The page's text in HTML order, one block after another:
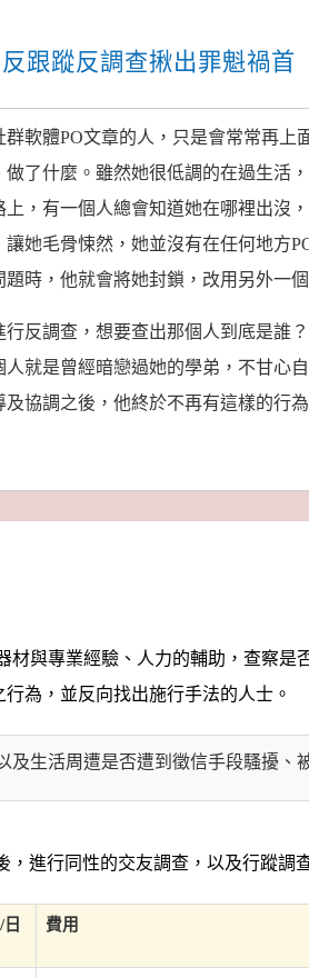
跟蹤反調查揪出罪魁禍首
軟體PO文章的人，只是會常常再
了什麼。雖然她很低調的在過生活
，有一個人總會知道她在哪裡出沒
她毛骨悚然，她並沒有在任何地方
時，他就會將她封鎖，改用另外一
反調查，想要查出那個人到底是誰
就是曾經暗戀過她的學弟，不甘心
協調之後，他終於不再有這樣的行
材與專業經驗、人力的輔助，查察是
為，並反向找出施行手法的人士。
及生活周遭是否遭到徵信手段騷擾、
，進行同性的交友調查，以及行蹤調
費用